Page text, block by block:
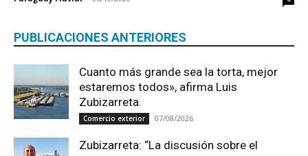
PUBLICACIONES ANTERIORES
Cuanto más grande sea la torta, mejor
estaremos todos», afirma Luis
Zubizarreta.
Comercio exterior 07/08/2026
Zubizarreta: “La discusión sobre el